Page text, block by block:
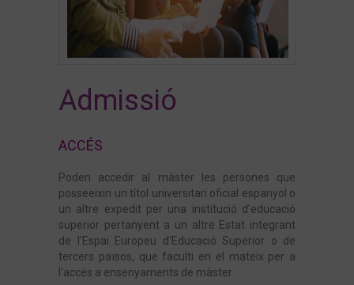
Preinscripció
Reserva de plaça
Matrícula
Admissió
ACCÉS
Poden accedir al màster les persones que
posseeixin un títol universitari oficial espanyol o
un altre expedit per una institució d'educació
superior pertanyent a un altre Estat integrant
de l'Espai Europeu d'Educació Superior o de
tercers països, que faculti en el mateix per a
l'accés a ensenyaments de màster.